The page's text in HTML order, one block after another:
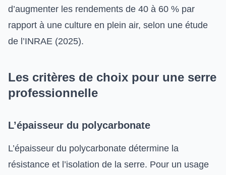
d’augmenter les rendements de 40 à 60 % par
rapport à une culture en plein air, selon une étude
de l’INRAE (2025).
Les critères de choix pour une serre
professionnelle
L’épaisseur du polycarbonate
L’épaisseur du polycarbonate détermine la
résistance et l’isolation de la serre. Pour un usage